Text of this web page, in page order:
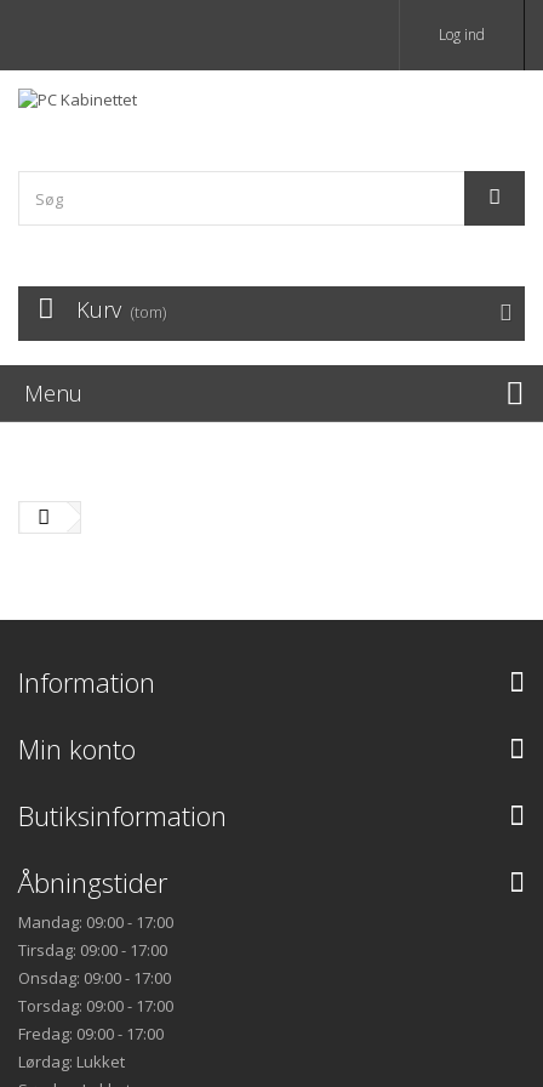
Log ind
Kurv (tom)
Menu
Information
Min konto
Butiksinformation
Åbningstider
Mandag: 09:00 - 17:00
Tirsdag: 09:00 - 17:00
Onsdag: 09:00 - 17:00
Torsdag: 09:00 - 17:00
Fredag: 09:00 - 17:00
Lørdag: Lukket